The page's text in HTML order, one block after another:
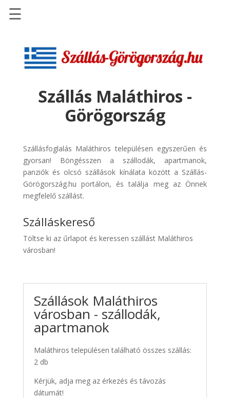
Szállások
Repülőjegy
pénzvisszatérítéssel
Discover
Cars
Transzfer
Kiwi
Taxi
☰
Szállás Maláthiros -
Görögország
Szállásfoglalás Maláthiros településen egyszerűen és
gyorsan! Böngésszen a szállodák, apartmanok,
panziók és olcsó szállások kínálata között a Szállás-
Görögország.hu portálon, és találja meg az Önnek
megfelelő szállást.
Szálláskereső
Töltse ki az űrlapot és keressen szállást Maláthiros
városban!
Szállások Maláthiros
városban - szállodák,
apartmanok
Maláthiros településen található összes szállás:
2 db
Kérjük, adja meg az érkezés és távozás
dátumát!